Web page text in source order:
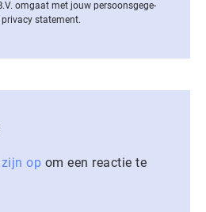
omgaat met jouw per­soons­ge­ge­
statement.
op om een reactie te